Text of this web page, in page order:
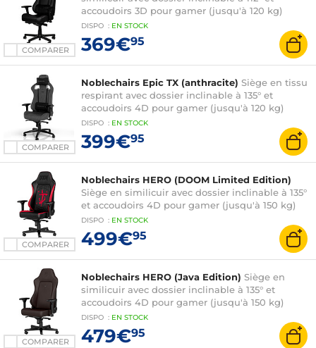
COMPARER
accoudoirs 3D pour gamer (jusqu'à 120 kg)
DISPO : EN STOCK
369€95
COMPARER
Noblechairs Epic TX (anthracite) Siège en tissu
respirant avec dossier inclinable à 135° et
accoudoirs 4D pour gamer (jusqu'à 120 kg)
DISPO : EN STOCK
399€95
COMPARER
Noblechairs HERO (DOOM Limited Edition)
Siège en similicuir avec dossier inclinable à 135°
et accoudoirs 4D pour gamer (jusqu'à 150 kg)
DISPO : EN STOCK
499€95
COMPARER
Noblechairs HERO (Java Edition) Siège en
similicuir avec dossier inclinable à 135° et
accoudoirs 4D pour gamer (jusqu'à 150 kg)
DISPO : EN STOCK
479€95